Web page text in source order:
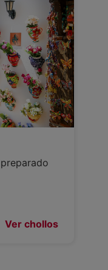
Ver chollos